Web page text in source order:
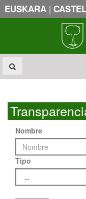
EUSKARA |
Nombre
Tipo